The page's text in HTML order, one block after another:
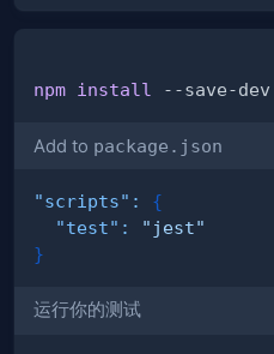
npm install
Add to package.json
"scripts" :
{
"test" :
"jest"
}
运行你的测试